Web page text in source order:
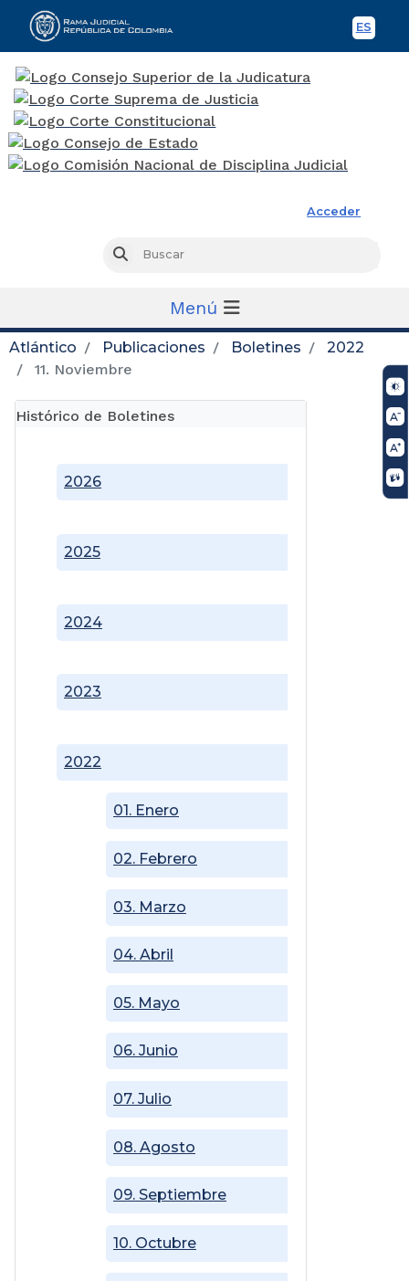
ES
Acceder
Buscar
Menú
Atlántico Publicaciones Boletines
2022
11. Noviembre
Histórico de Boletines
2022
01. Enero
02. Febrero
03. Marzo
04. Abril
05. Mayo
06. Junio
07. Julio
08. Agosto
09. Septiembre
10. Octubre
2023
2024
2025
2026